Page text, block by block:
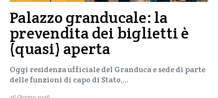
Palazzo granducale: la
prevendita dei biglietti è
(quasi) aperta
Oggi residenza ufficiale del Granduca e sede di parte
delle funzioni di capo di Stato,…